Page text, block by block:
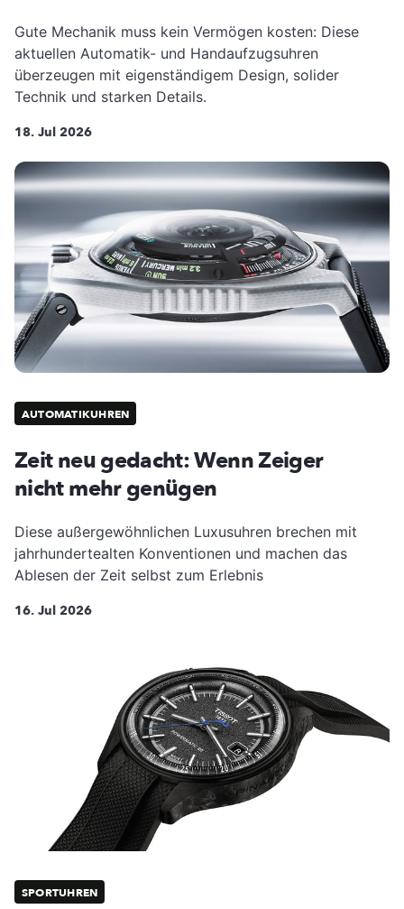
Gute Mechanik muss kein Vermögen kosten: Diese
aktuellen Automatik- und Handaufzugsuhren
überzeugen mit eigenständigem Design, solider
Technik und starken Details.
18. Jul 2026
AUTOMATIKUHREN
Zeit neu gedacht: Wenn Zeiger
nicht mehr genügen
Diese außergewöhnlichen Luxusuhren brechen mit
jahrhundertealten Konventionen und machen das
Ablesen der Zeit selbst zum Erlebnis
16. Jul 2026
SPORTUHREN